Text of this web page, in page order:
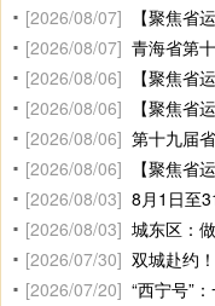
[2026/08/07]
【聚焦省
[2026/08/07] 青海省第
[2026/08/06]
【聚焦省
[2026/08/06]
【聚焦省
[2026/08/06] 第十九届
[2026/08/06]
【聚焦省
[2026/08/03] 8月1日至
[2026/08/03] 城东区：
[2026/07/30] 双城赴约
[2026/07/20] “西宁号”